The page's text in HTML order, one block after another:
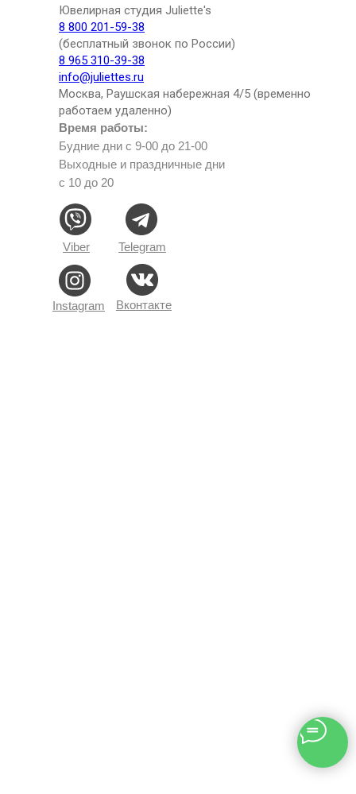
Время работы:
Будние дни с 9-00 до 21-00
Выходные и праздничные дни
с 10 до 20
Telegram
Viber
Instagram
Ювелирная студия Juliette's
8 800 201-59-38
(бесплатный звонок по России)
8 965 310-39-38
info@juliettes.ru
Москва, Раушская набережная 4/5 (временно
работаем удаленно)
Вконтакте